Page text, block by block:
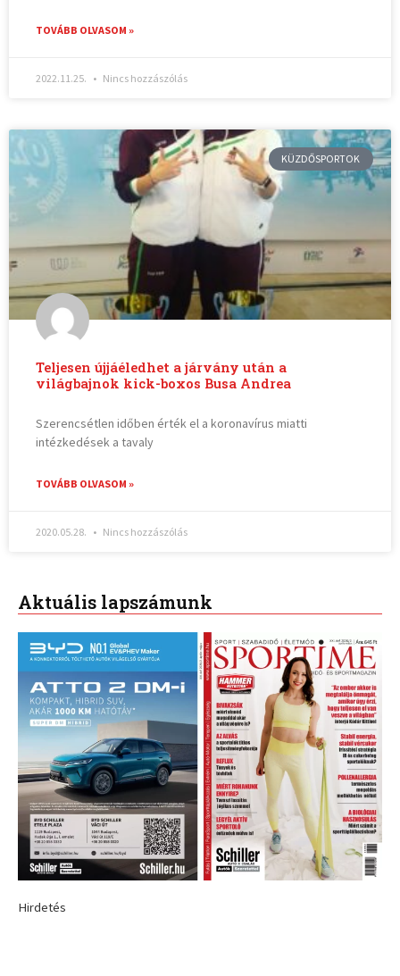
TOVÁBB OLVASOM »
2022.11.25. Nincs hozzászólás
KÜZDŐSPORTOK
Teljesen újjáéledhet a járvány után a
világbajnok kick-boxos Busa Andrea
Szerencsétlen időben érték el a koronavírus miatti
intézkedések a tavaly
TOVÁBB OLVASOM »
2020.05.28. Nincs hozzászólás
Aktuális lapszámunk
Hirdetés